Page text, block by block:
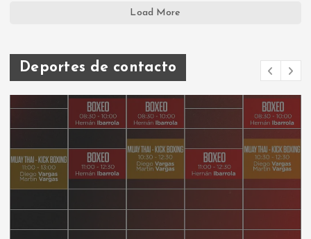
Load More
Deportes de contacto